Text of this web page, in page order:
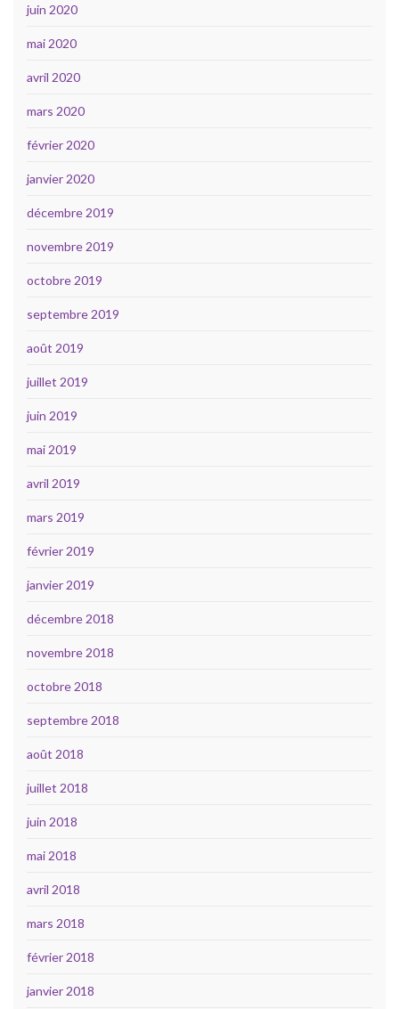
juin 2020
mai 2020
avril 2020
mars 2020
février 2020
janvier 2020
décembre 2019
novembre 2019
octobre 2019
septembre 2019
août 2019
juillet 2019
juin 2019
mai 2019
avril 2019
mars 2019
février 2019
janvier 2019
décembre 2018
novembre 2018
octobre 2018
septembre 2018
août 2018
juillet 2018
juin 2018
mai 2018
avril 2018
mars 2018
février 2018
janvier 2018